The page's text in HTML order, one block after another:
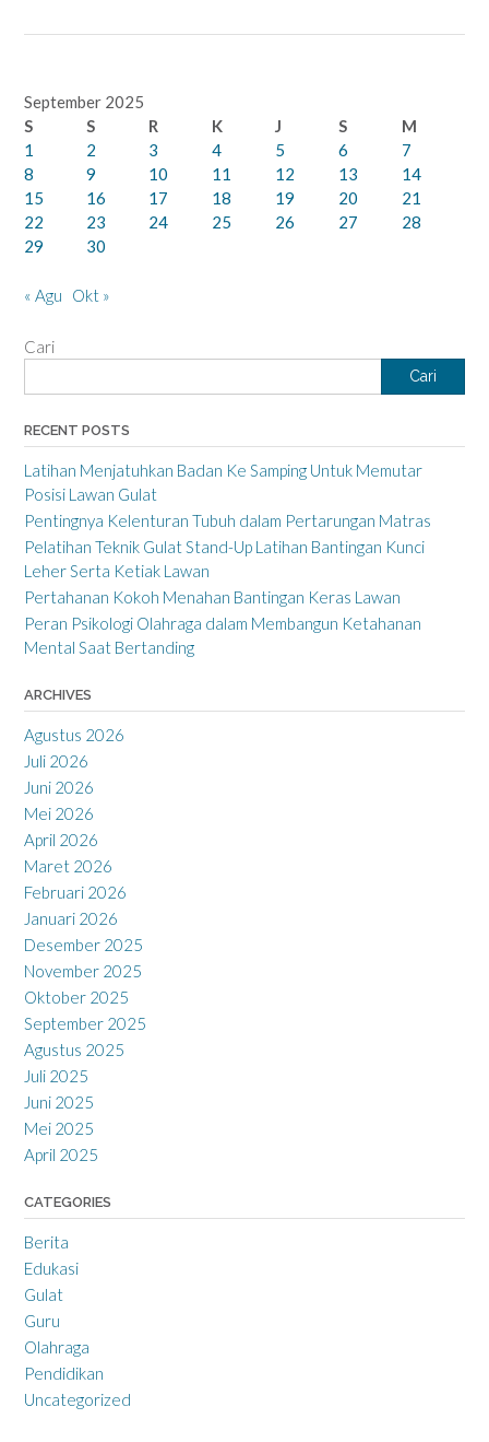
September 2025
S
S R K J S
M
1
2 3 4 5 6
7
8
9 10 11 12 13
14
15
16 17 18 19 20
21
22
23 24 25 26 27
28
29
30
« Agu Okt »
Cari
Cari
RECENT POSTS
Latihan Menjatuhkan Badan Ke Samping Untuk Memutar
Posisi Lawan Gulat
Pentingnya Kelenturan Tubuh dalam Pertarungan Matras
Pelatihan Teknik Gulat Stand-Up Latihan Bantingan Kunci
Leher Serta Ketiak Lawan
Pertahanan Kokoh Menahan Bantingan Keras Lawan
Peran Psikologi Olahraga dalam Membangun Ketahanan
Mental Saat Bertanding
ARCHIVES
Agustus 2026
Juli 2026
Juni 2026
Mei 2026
April 2026
Maret 2026
Februari 2026
Januari 2026
Desember 2025
November 2025
Oktober 2025
September 2025
Agustus 2025
Juli 2025
Juni 2025
Mei 2025
April 2025
CATEGORIES
Berita
Edukasi
Gulat
Guru
Olahraga
Pendidikan
Uncategorized